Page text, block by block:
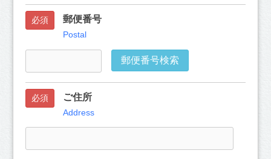
必須 郵便番号
Postal
郵便番号検索
必須 ご住所
Address